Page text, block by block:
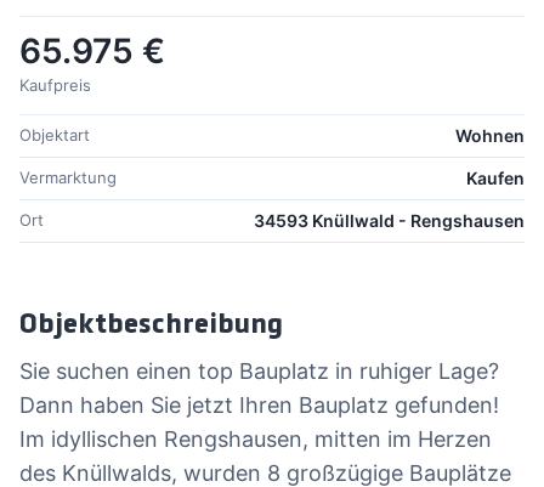
65.975 €
Kaufpreis
Objektart Wohnen
Vermarktung Kaufen
Ort 34593 Knüllwald - Rengshausen
Objektbeschreibung
Sie suchen einen top Bauplatz in ruhiger Lage?
Dann haben Sie jetzt Ihren Bauplatz gefunden!
Im idyllischen Rengshausen, mitten im Herzen
des Knüllwalds, wurden 8 großzügige Bauplätze